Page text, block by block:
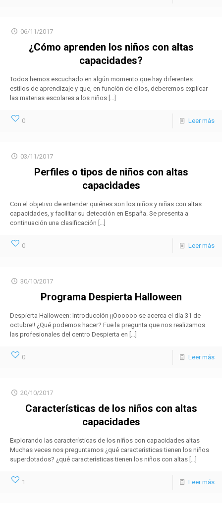
06/11/2017
¿Cómo aprenden los niños con altas
capacidades?
Todos hemos escuchado en algún momento que hay diferentes
estilos de aprendizaje y que, en función de ellos, deberemos explicar
las materias escolares a los niños […]
0 Leer más
03/11/2017
Perfiles o tipos de niños con altas
capacidades
Con el objetivo de entender quiénes son los niños y niñas con altas
capacidades, y facilitar su detección en España. Se presenta a
continuación una clasificación […]
0 Leer más
30/10/2017
Programa Despierta Halloween
Despierta Halloween: Introducción ¡¡Oooooo se acerca el día 31 de
octubre!! ¿Qué podemos hacer? Fue la pregunta que nos realizamos
las profesionales del centro Despierta en […]
0 Leer más
20/10/2017
Características de los niños con altas
capacidades
Explorando las características de los niños con capacidades altas
Muchas veces nos preguntamos ¿qué características tienen los niños
superdotados? ¿qué características tienen los niños con altas […]
1 Leer más